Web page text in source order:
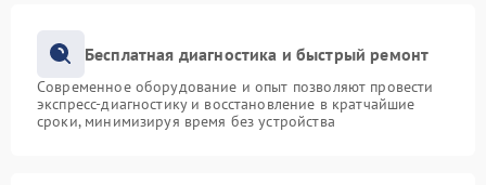
Бесплатная диагностика и быстрый ремонт
Современное оборудование и опыт позволяют провести
экспресс-диагностику и восстановление в кратчайшие
сроки, минимизируя время без устройства